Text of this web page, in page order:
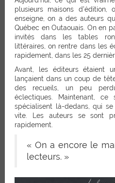
plusieurs maisons
enseigne, on a des auteurs
Québec en Outaouais. On en
invités dans les tables
littéraires, on rentre dans les
rapidement, dans les 25
Avant, les éditeurs étaient
lançaient dans un coup de
des recueils, un peu
éclectiques. Maintenant,
spécialisent là-dedans, qui
vite. Les auteurs se sont
rapidement.
« On a encore le
lecteurs. »